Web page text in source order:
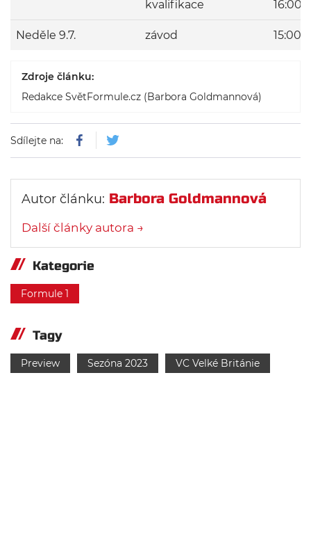
kvalifikace 16:00-
Neděle 9.7. závod 15:00
Zdroje článku:
Redakce SvětFormule.cz (Barbora Goldmannová)
Sdílejte na:
Autor článku: Barbora Goldmannová
Další články autora →
Kategorie
Formule 1
Tagy
Preview Sezóna 2023 VC Velké Británie